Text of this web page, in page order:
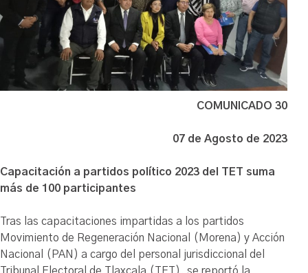
COMUNICADO 30
07 de Agosto de 2023
Capacitación a partidos político 2023 del TET suma
más de 100 participantes
Tras las capacitaciones impartidas a los partidos
Movimiento de Regeneración Nacional (Morena) y Acción
Nacional (PAN) a cargo del personal jurisdiccional del